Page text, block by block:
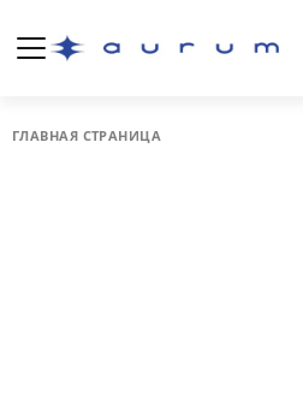
ГЛАВНАЯ СТРАНИЦА